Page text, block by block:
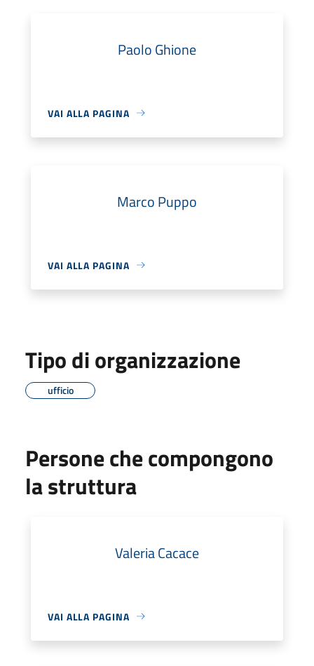
Paolo Ghione
VAI ALLA PAGINA
Marco Puppo
VAI ALLA PAGINA
Tipo di organizzazione
ufficio
Persone che compongono
la struttura
Valeria Cacace
VAI ALLA PAGINA